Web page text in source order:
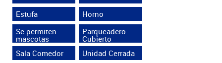
Estufa
Horno
Se permiten
mascotas
Parqueadero
Cubierto
Sala Comedor
Unidad Cerrada